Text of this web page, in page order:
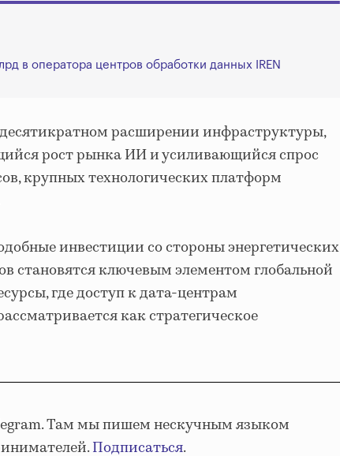
в оператора центров обработки данных IREN
расширении инфраструктуры,
рост рынка ИИ и усиливающийся спрос
крупных технологических платформ
инвестиции со стороны энергетических
становятся ключевым элементом глобальной
где доступ к дата-центрам
как стратегическое
Там мы пишем нескучным языком
Подписаться.